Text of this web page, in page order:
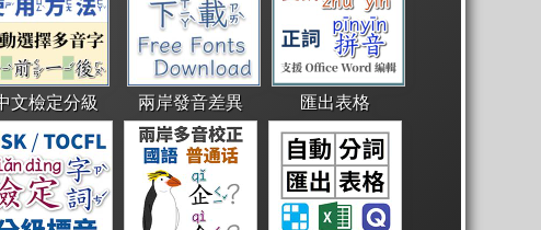
文檢定分級 兩岸發音差異 匯出表格